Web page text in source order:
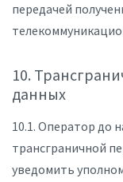
передачей
10.
данных
10.1. Оператор до
трансграничной
уведомить